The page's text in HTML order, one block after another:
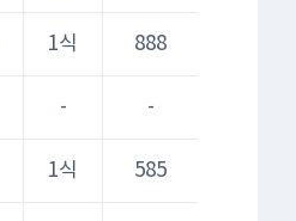
1식 888
- -
1식 585